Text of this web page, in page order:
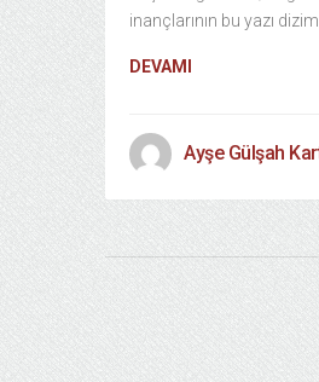
inançlarının bu yazı
DEVAMI
Ayşe Gülşah